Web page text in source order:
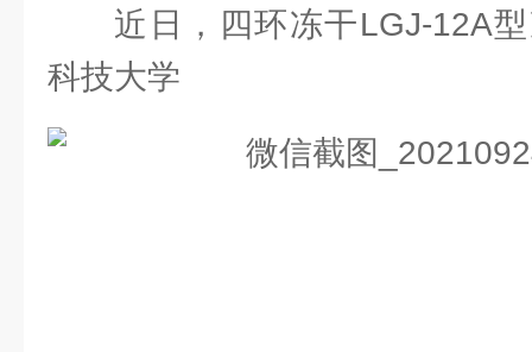
近日，四环冻干LGJ-12A
科技大学